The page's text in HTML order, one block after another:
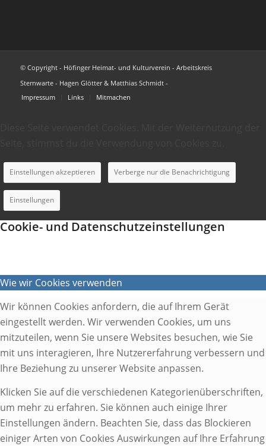
© Copyright - Höfinger Heimat- und Kulturverein - Arbeitskreis
Sternwarte - Hagen Glötter & Matthias Schmidt -
Impressum
Links Mitmachen
Einstellungen akzeptieren Verberge nur die Benachrichtigung
Einstellungen
Cookie- und Datenschutzeinstellungen
Wie wir Cookies verwenden
Wir können Cookies anfordern, die auf Ihrem Gerät
eingestellt werden. Wir verwenden Cookies, um uns
mitzuteilen, wenn Sie unsere Websites besuchen, wie Sie
mit uns interagieren, Ihre Nutzererfahrung verbessern und
Ihre Beziehung zu unserer Website anpassen.
Klicken Sie auf die verschiedenen Kategorienüberschriften,
um mehr zu erfahren. Sie können auch einige Ihrer
Einstellungen ändern. Beachten Sie, dass das Blockieren
einiger Arten von Cookies Auswirkungen auf Ihre Erfahrung